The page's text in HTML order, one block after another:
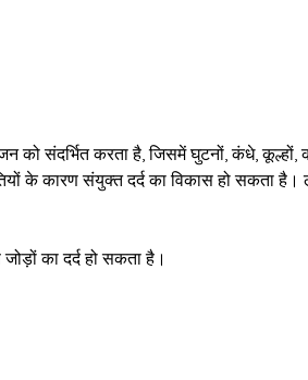
को संदर्भित करता है, जिसमें घुटनों, कंधे,
के कारण संयुक्त दर्द का विकास हो सकता
का दर्द हो सकता है।